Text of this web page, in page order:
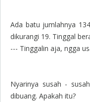
Ada batu jumlahnya
dikurangi 19. Tinggal
--- Tinggalin aja, ngga
Nyarinya susah -
dibuang. Apakah itu?